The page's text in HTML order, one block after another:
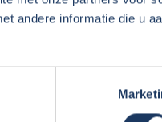
andere informatie die u